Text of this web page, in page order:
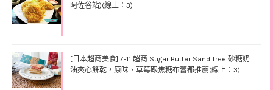
阿佐谷站)(線上：3)
[日本超商美食] 7-11 超商 Sugar Butter Sand Tree 砂糖奶
油夾心餅乾，原味、草莓跟焦糖布蕾都推薦(線上：3)